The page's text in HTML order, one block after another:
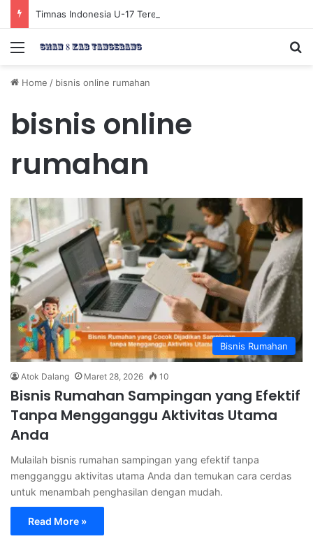
Menu
Home / bisnis online rumahan
bisnis online
rumahan
Bisnis Rumahan
Atok Dalang Maret 28, 2026 10
Bisnis Rumahan Sampingan yang Efektif
Tanpa Mengganggu Aktivitas Utama
Anda
Mulailah bisnis rumahan sampingan yang efektif tanpa
mengganggu aktivitas utama Anda dan temukan cara cerdas
untuk menambah penghasilan dengan mudah.
Read More »